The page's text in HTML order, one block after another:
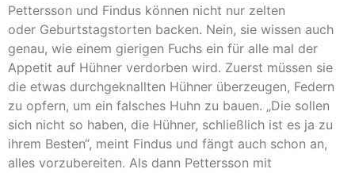
Pettersson und Findus können nicht nur zelten
oder Geburtstagstorten backen. Nein, sie wissen auch
genau, wie einem gierigen Fuchs ein für alle mal der
Appetit auf Hühner verdorben wird. Zuerst müssen sie
die etwas durchgeknallten Hühner überzeugen, Federn
zu opfern, um ein falsches Huhn zu bauen. „Die sollen
sich nicht so haben, die Hühner, schließlich ist es ja zu
ihrem Besten“, meint Findus und fängt auch schon an,
alles vorzubereiten. Als dann Pettersson mit